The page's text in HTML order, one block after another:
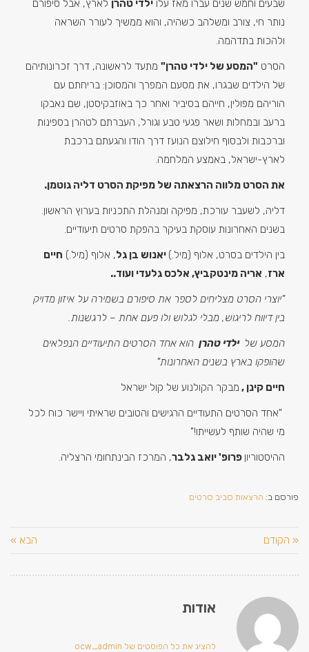
שבעים וחמש שנים עברו מאז עלו ילדי טהרן לארץ, אבל סיפורם
נותר חי, צורב ומשלהב כשהיה, והוא ממשיך לעורר השראה
ולהכות בתדהמה.
הסרט "המסע של ילדי טהרן" מתעד לראשונה, דרך זכרונותיהם
של הילדים שבגרו, את מסעם המפרך והמסוכן: בריחתם עם
הוריהם מפולין, חייהם בסיביר ואחר כך באוזבקיסטן, שם נאבקו
ברעב ובמחלות ושאר פגעי טבע וגורל, העברתם לטהרן בספינות
וברכבות ולבסוף חילוצם הנועז דרך הודו והגעתם ברכבת
לארץ-ישראל, באמצע המלחמה.
את הסרט מלווה הרצאתה של מפיקת הסרט דליה גוטמן.
דליה, לשעבר עורכת, מפיקה ומנהלת התכניות בערוץ הראשון.
בשנים האחרונות עוסקת בעיקר בהפקת סרטים תיעודיים.
בין הילדים בסרט, אלוף (מיל.) יאנוש בן גל, אלוף (מיל.) חיים
ארז, אריה מינטקביץ, אלכס גלעדי ועוד..
"יוצרי הסרט מצליחים לספר את סיפורם בשמירה על איזון מדויק
בין דיווח לריגוש, מבלי לגלוש ולו פעם אחת – לרגשנות.
המסע של ילדי טהרן הוא אחד הסרטים התיעודיים הנפלאים
שהופקו בארץ בשנים האחרונות"
חיים קינן , מבקר הקולנוע של קול ישראל
"אחד הסרטים התעודיים הרגישים והטובים שראיתי ויישר כוח לכל
מי שהיה שותף לעשייתו!"
ההיסטוריון פרופ' יואב גלבר, המרכז הבינתחומי הרצליה.
פורסם ב: הרצאות סביב סרטים
« הקודם הבא »
אודות
להציג את כל הפוסטים של ocw_admin